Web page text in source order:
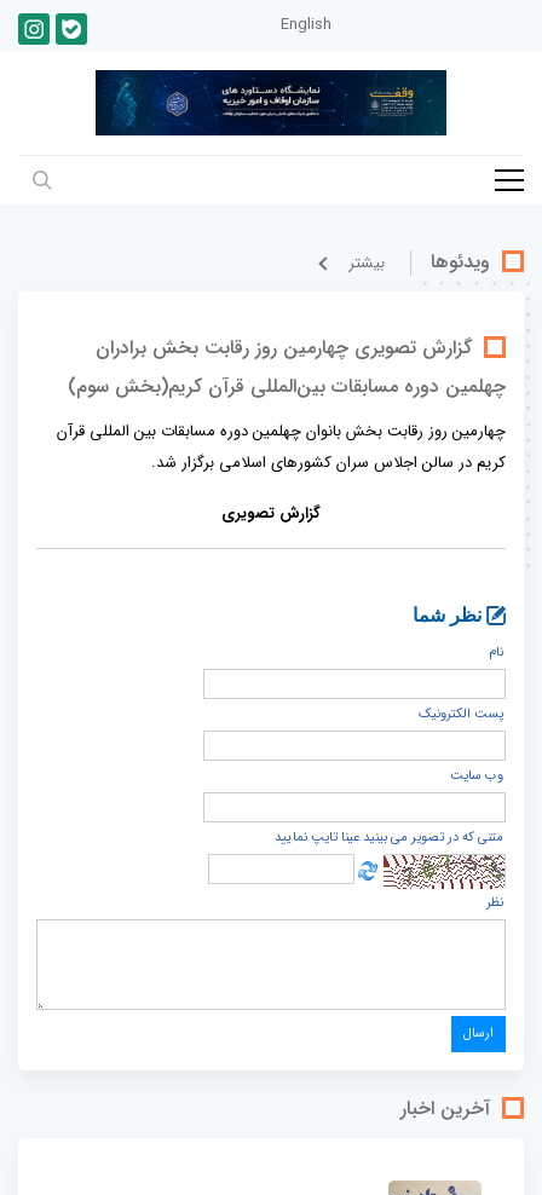
English
ویدئوها بيشتر
گزارش تصویری چهارمین روز رقابت بخش برادران
چهلمین دوره مسابقات بین‌المللی قرآن کریم(بخش سوم)
چهارمین روز رقابت بخش بانوان چهلمین دوره مسابقات بین المللی قرآن
کریم در سالن اجلاس سران کشورهای اسلامی برگزار شد.
گزارش تصویری
نظر شما
نام
پست الكترونيک
وب سایت
متنی که در تصویر می بینید عینا تایپ نمایید
نظر
آخرین اخبار